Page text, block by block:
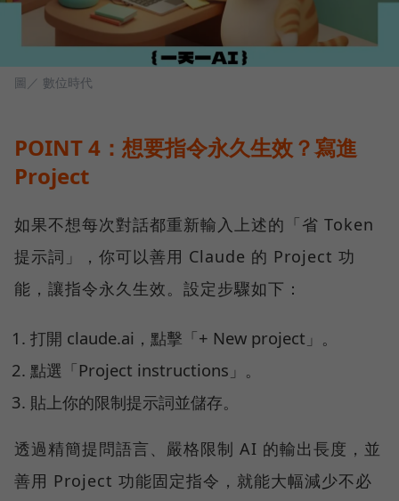
圖／ 數位時代
POINT 4：想要指令永久生效？寫進
Project
如果不想每次對話都重新輸入上述的「省 Token
提示詞」，你可以善用 Claude 的 Project 功
能，讓指令永久生效。設定步驟如下：
打開 claude.ai，點擊「+ New project」。
點選「Project instructions」。
貼上你的限制提示詞並儲存。
透過精簡提問語言、嚴格限制 AI 的輸出長度，並
善用 Project 功能固定指令，就能大幅減少不必